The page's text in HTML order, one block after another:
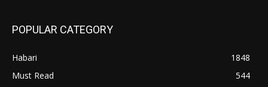
POPULAR CATEGORY
Habari
1848
Must Read
544